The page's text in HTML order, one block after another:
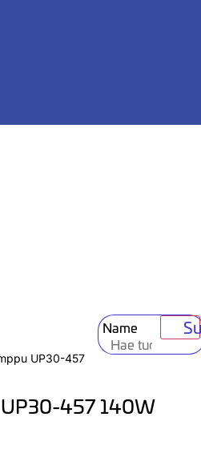
Name
UP30-457
457 140W